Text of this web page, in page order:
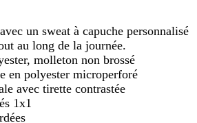
un sweat à capuche personnalisé
au long de la journée.
molleton non brossé
en polyester microperforé
avec tirette contrastée
1x1